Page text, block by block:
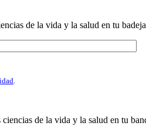
de la vida y la salud en tu
.
de la vida y la salud en tu